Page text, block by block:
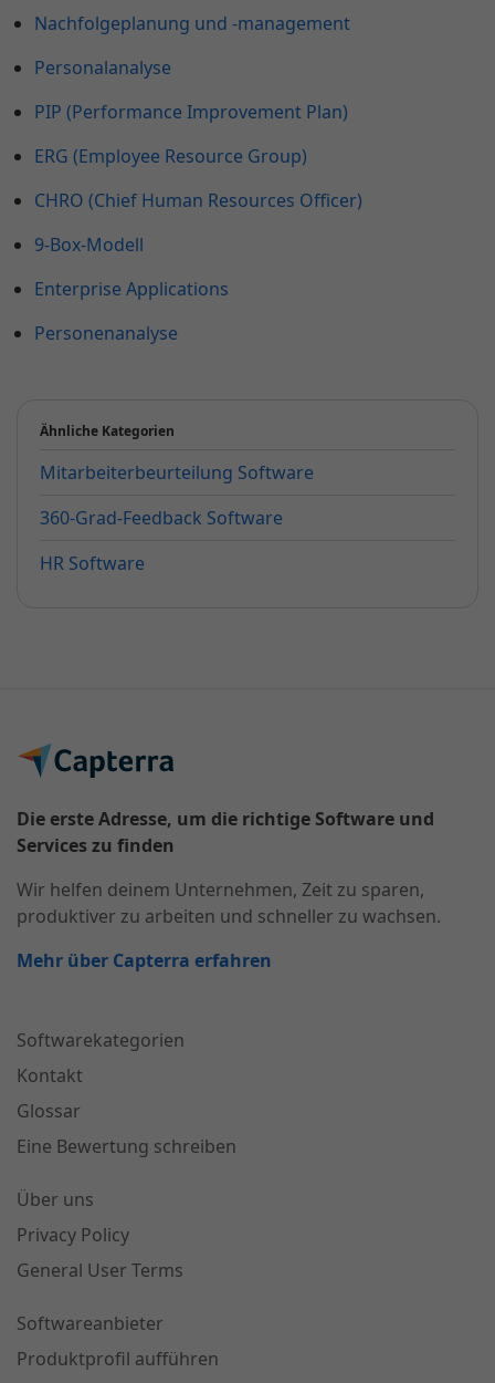
Nachfolgeplanung und -management
Personalanalyse
PIP (Performance Improvement Plan)
ERG (Employee Resource Group)
CHRO (Chief Human Resources Officer)
9-Box-Modell
Enterprise Applications
Personenanalyse
Ähnliche Kategorien
Mitarbeiterbeurteilung Software
360-Grad-Feedback Software
HR Software
Die erste Adresse, um die richtige Software und
Services zu finden
Wir helfen deinem Unternehmen, Zeit zu sparen,
produktiver zu arbeiten und schneller zu wachsen.
Mehr über Capterra erfahren
Softwarekategorien
Kontakt
Glossar
Eine Bewertung schreiben
Über uns
Privacy Policy
General User Terms
Softwareanbieter
Produktprofil aufführen